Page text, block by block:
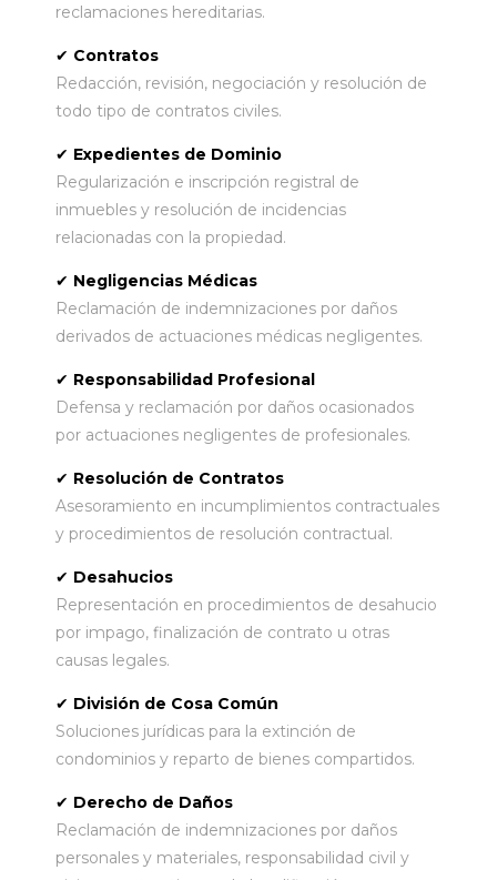
reclamaciones hereditarias.
✔ Contratos
Redacción, revisión, negociación y resolución de
todo tipo de contratos civiles.
✔ Expedientes de Dominio
Regularización e inscripción registral de
inmuebles y resolución de incidencias
relacionadas con la propiedad.
✔ Negligencias Médicas
Reclamación de indemnizaciones por daños
derivados de actuaciones médicas negligentes.
✔ Responsabilidad Profesional
Defensa y reclamación por daños ocasionados
por actuaciones negligentes de profesionales.
✔ Resolución de Contratos
Asesoramiento en incumplimientos contractuales
y procedimientos de resolución contractual.
✔ Desahucios
Representación en procedimientos de desahucio
por impago, finalización de contrato u otras
causas legales.
✔ División de Cosa Común
Soluciones jurídicas para la extinción de
condominios y reparto de bienes compartidos.
✔ Derecho de Daños
Reclamación de indemnizaciones por daños
personales y materiales, responsabilidad civil y